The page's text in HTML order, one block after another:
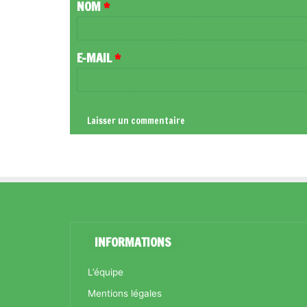
A
R
NOM*
E-MAIL*
INFORMATIONS
L’équipe
Mentions légales